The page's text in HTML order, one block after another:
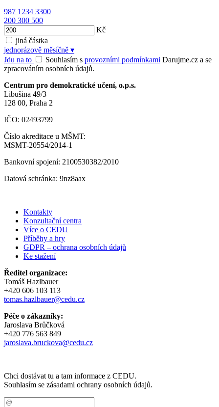
987 1234 3300
200 300 500
Kč
jiná částka
jednorázově měsíčně ▾
Jdu na to
Souhlasím s provozními podmínkami Darujme.cz a se
zpracováním osobních údajů.
Centrum pro demokratické učení, o.p.s.
Libušina 49/3
128 00, Praha 2
IČO: 02493799
Číslo akreditace u MŠMT:
MSMT-20554/2014-1
Bankovní spojení: 2100530382/2010
Datová schránka: 9nz8aax
Kontakty
Konzultační centra
Více o CEDU
Příběhy a hry
GDPR – ochrana osobních údajů
Ke stažení
Ředitel organizace:
Tomáš Hazlbauer
+420 606 103 113
tomas.hazlbauer@cedu.cz
Péče o zákazníky:
Jaroslava Brůčková
+420 776 563 849
jaroslava.bruckova@cedu.cz
Chci dostávat tu a tam informace z CEDU.
Souhlasím se zásadami ochrany osobních údajů.